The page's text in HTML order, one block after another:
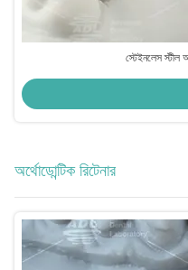
স্টেইনলেস স্টীল
অর্থোডোন্টিক রিটেনার